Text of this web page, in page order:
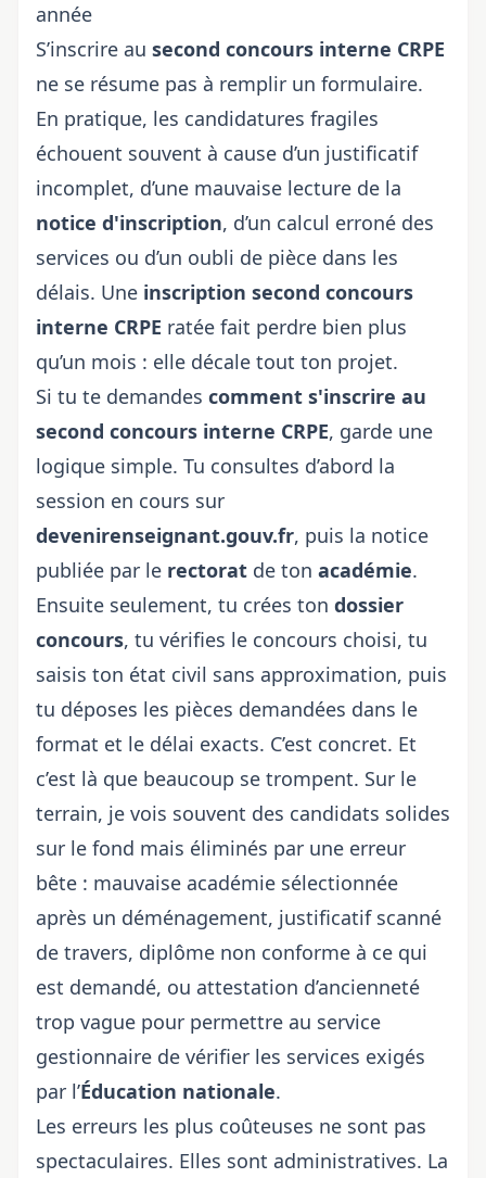
année
S’inscrire au second concours interne CRPE
ne se résume pas à remplir un formulaire.
En pratique, les candidatures fragiles
échouent souvent à cause d’un justificatif
incomplet, d’une mauvaise lecture de la
notice d'inscription, d’un calcul erroné des
services ou d’un oubli de pièce dans les
délais. Une inscription second concours
interne CRPE ratée fait perdre bien plus
qu’un mois : elle décale tout ton projet.
Si tu te demandes comment s'inscrire au
second concours interne CRPE, garde une
logique simple. Tu consultes d’abord la
session en cours sur
devenirenseignant.gouv.fr, puis la notice
publiée par le rectorat de ton académie.
Ensuite seulement, tu crées ton dossier
concours, tu vérifies le concours choisi, tu
saisis ton état civil sans approximation, puis
tu déposes les pièces demandées dans le
format et le délai exacts. C’est concret. Et
c’est là que beaucoup se trompent. Sur le
terrain, je vois souvent des candidats solides
sur le fond mais éliminés par une erreur
bête : mauvaise académie sélectionnée
après un déménagement, justificatif scanné
de travers, diplôme non conforme à ce qui
est demandé, ou attestation d’ancienneté
trop vague pour permettre au service
gestionnaire de vérifier les services exigés
par l’Éducation nationale.
Les erreurs les plus coûteuses ne sont pas
spectaculaires. Elles sont administratives. La